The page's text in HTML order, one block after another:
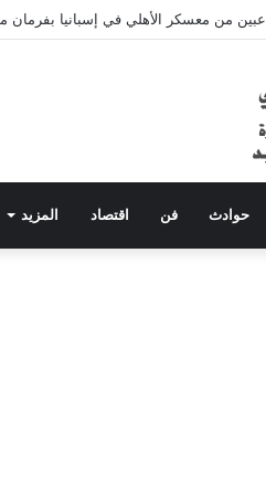
حوادث فن اقتصاد المزيد